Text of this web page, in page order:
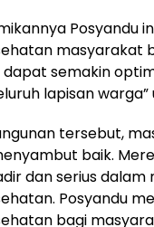
Posyandu
masyarakat
dapat semakin
lapisan warga”
tersebut,
baik.
dan serius dalam
Posyandu
bagi